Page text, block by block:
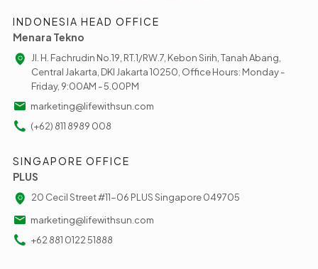
INDONESIA HEAD OFFICE
Menara Tekno
Jl. H. Fachrudin No.19, RT.1/RW.7, Kebon Sirih, Tanah Abang,
Central Jakarta, DKI Jakarta 10250, Office Hours: Monday -
Friday, 9:00AM - 5.00PM
marketing@lifewithsun.com
(+62) 811 8989 008
SINGAPORE OFFICE
PLUS
20 Cecil Street #11-06 PLUS Singapore 049705
marketing@lifewithsun.com
+62 881 0122 51888